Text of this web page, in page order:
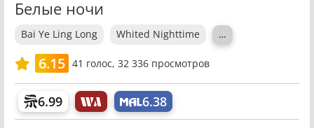
Белые ночи
Bai Ye Ling Long Whited Nighttime …
6.15 41 голос, 32 336 просмотров
6.99 6.38